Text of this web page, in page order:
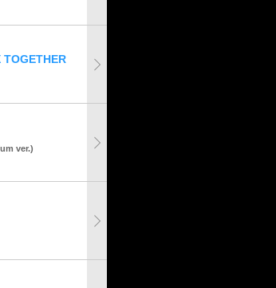
TOGETHER
ver.)